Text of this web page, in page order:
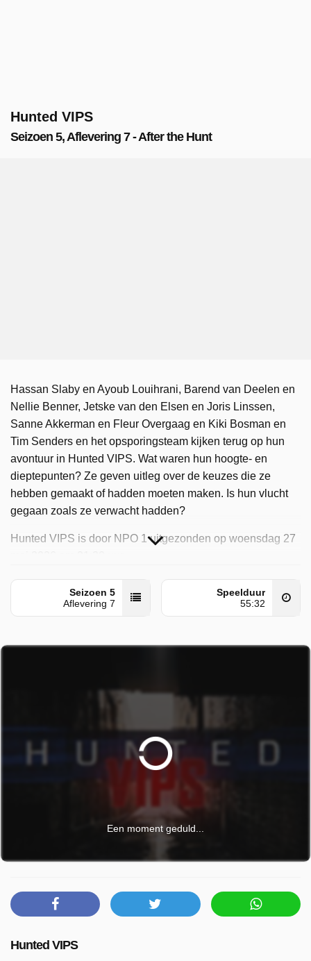
Hunted VIPS
Seizoen 5, Aflevering 7 - After the Hunt
Hassan Slaby en Ayoub Louihrani, Barend van Deelen en
Nellie Benner, Jetske van den Elsen en Joris Linssen,
Sanne Akkerman en Fleur Overgaag en Kiki Bosman en
Tim Senders en het opsporingsteam kijken terug op hun
avontuur in Hunted VIPS. Wat waren hun hoogte- en
dieptepunten? Ze geven uitleg over de keuzes die ze
hebben gemaakt of hadden moeten maken. Is hun vlucht
gegaan zoals ze verwacht hadden?
Hunted VIPS is door NPO 1 uitgezonden op woensdag 27
Seizoen 5
Aflevering 7
Speelduur
55:32
Een moment geduld...
Hunted VIPS